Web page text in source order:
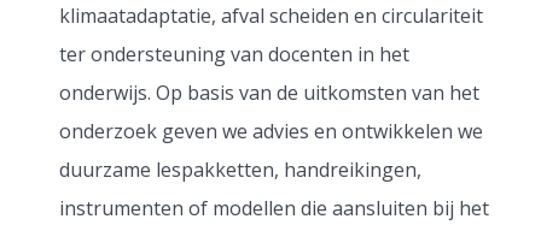
klimaatadaptatie, afval scheiden en circulariteit
ter ondersteuning van docenten in het
onderwijs. Op basis van de uitkomsten van het
onderzoek geven we advies en ontwikkelen we
duurzame lespakketten, handreikingen,
instrumenten of modellen die aansluiten bij het